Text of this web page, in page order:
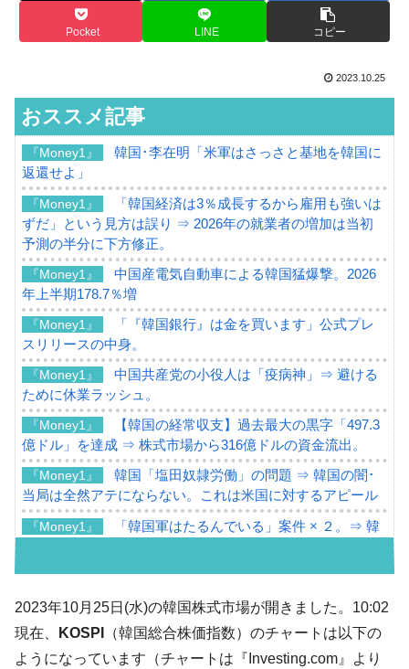
Pocket LINE コピー
2023.10.25
おススメ記事
『Money1』
韓国･李在明「米軍はさっさと基地を韓国に
返還せよ」
『Money1』
「韓国経済は3％成長するから雇用も強いは
ずだ」という見方は誤り ⇒ 2026年の就業者の増加は当初
予測の半分に下方修正。
『Money1』
中国産電気自動車による韓国猛爆撃。2026
年上半期178.7％増
『Money1』
「『韓国銀行』は金を買います」公式プレ
スリリースの中身。
『Money1』
中国共産党の小役人は「疫病神」⇒ 避ける
ために休業ラッシュ。
『Money1』
【韓国の経常収支】過去最大の黒字「497.3
億ドル」を達成 ⇒ 株式市場から316億ドルの資金流出。
『Money1』
韓国「塩田奴隷労働」の問題 ⇒ 韓国の闇･
当局は全然アテにならない。これは米国に対するアピール
『Money1』
「韓国軍はたるんでいる」案件 × ２。⇒ 韓
『Money1』
韓国メディアが「韓国政府と李在明が吊る
される可能性もあるのでは」とほのめかす。
『Money1』
韓国07月･物価指数「2.8％」に低下 ⇒ 実は
2023年10月25日(水)の韓国株式市場が開きました。10:02
現在、
KOSPI
（韓国総合株価指数）のチャートは以下の
ようになっています（チャートは『Investing.com』より